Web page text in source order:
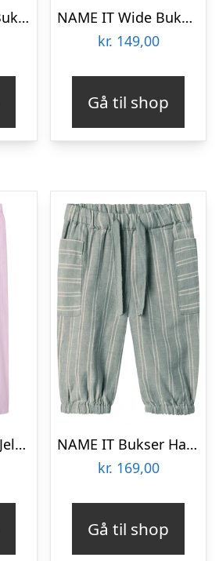
NAME IT Brede Bukser Fimy Peyote
NAME IT Wide Bukser Fakla Bright Green
kr. 149,00
Gå til shop
NAME IT Bukser Jela Corsage
NAME IT Bukser Halom Slate Gray
kr. 169,00
Gå til shop